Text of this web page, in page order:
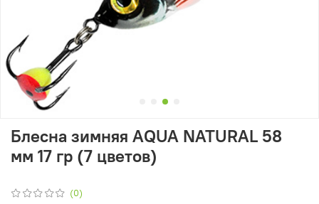
(0)
Блесна зимняя AQUA NATURAL 58
мм 17 гр (7 цветов)